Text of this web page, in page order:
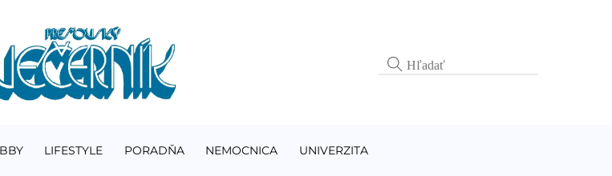
LIFESTYLE PORADŇA NEMOCNICA UNIVERZITA